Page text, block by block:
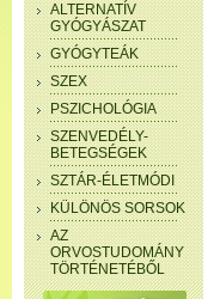
ALTERNATÍV
GYÓGYÁSZAT
GYÓGYTEÁK
SZEX
PSZICHOLÓGIA
SZENVEDÉLY-
BETEGSÉGEK
SZTÁR-ÉLETMÓDI
KÜLÖNÖS SORSOK
AZ
ORVOSTUDOMÁNY
TÖRTÉNETÉBŐL